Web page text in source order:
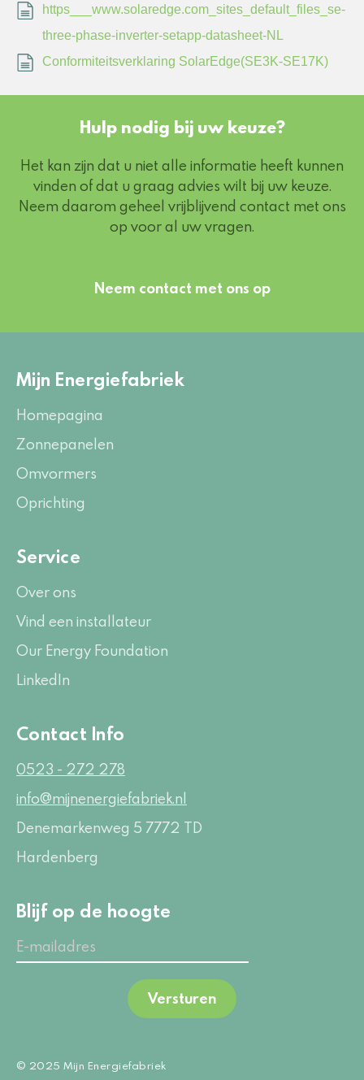
https___www.solaredge.com_sites_default_files_se-
three-phase-inverter-setapp-datasheet-NL
Conformiteitsverklaring SolarEdge(SE3K-SE17K)
Hulp nodig bij uw keuze?
Het kan zijn dat u niet alle informatie heeft kunnen
vinden of dat u graag advies wilt bij uw keuze.
Neem daarom geheel vrijblijvend contact met ons
op voor al uw vragen.
Neem contact met ons op
Mijn Energiefabriek
Homepagina
Zonnepanelen
Omvormers
Oprichting
Service
Over ons
Vind een installateur
Our Energy Foundation
LinkedIn
Contact Info
0523 - 272 278
info@mijnenergiefabriek.nl
Denemarkenweg 5 7772 TD
Hardenberg
Blijf op de hoogte
Versturen
© 2025 Mijn Energiefabriek